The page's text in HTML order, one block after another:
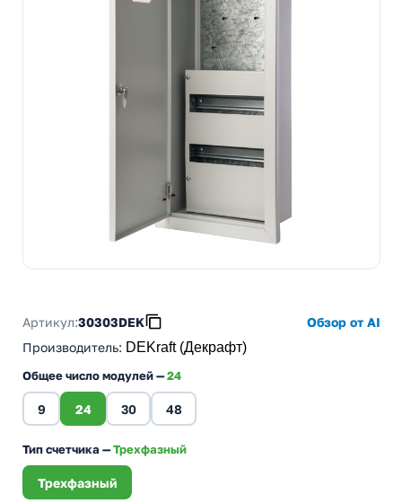
Артикул:30303DEK
Обзор от AI
Производитель: DEKraft (Декрафт)
Общее число модулей —24
9 24 30 48
Тип счетчика —Трехфазный
Трехфазный